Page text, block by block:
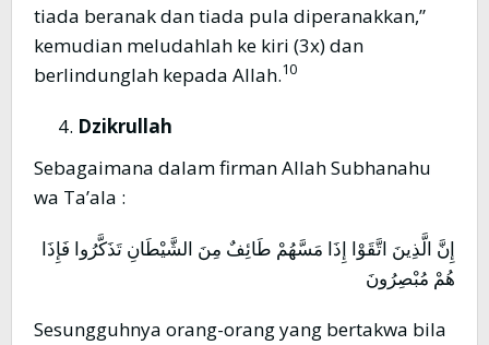
tiada beranak dan tiada pula diperanakkan,”
kemudian meludahlah ke kiri (3x) dan
berlindunglah kepada Allah.10
Dzikrullah
Sebagaimana dalam firman Allah Subhanahu
wa Ta’ala :
إِنَّ الَّذِينَ اتَّقَوْا إِذَا مَسَّهُمْ طَائِفٌ مِنَ الشَّيْطَانِ تَذَكَّرُوا فَإِذَا
هُمْ مُبْصِرُونَ
Sesungguhnya orang-orang yang bertakwa bila